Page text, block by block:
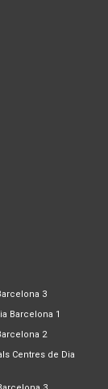
3
Barcelona 1
2
Centres de Dia